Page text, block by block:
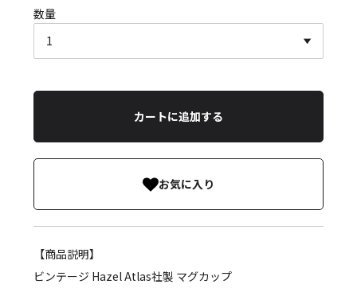
数量
カートに追加する
お気に入り
【商品説明】
ビンテージ Hazel Atlas社製 マグカップ